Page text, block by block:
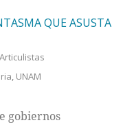
QUE ASUSTA
Articulistas
, UNAM
gobiernos